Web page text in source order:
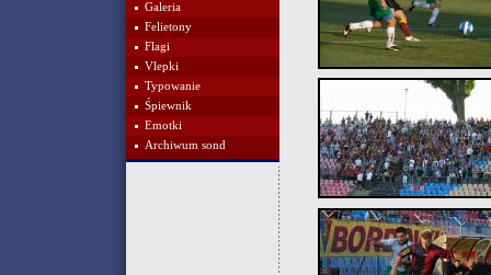
Galeria
Felietony
Flagi
Vlepki
Typowanie
Śpiewnik
Emotki
Archiwum sond